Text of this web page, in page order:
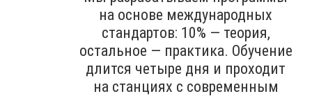
на основе международных
стандартов: 10% — теория,
остальное — практика. Обучение
длится четыре дня и проходит
на станциях с современным